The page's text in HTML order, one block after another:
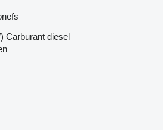
Carburant diesel